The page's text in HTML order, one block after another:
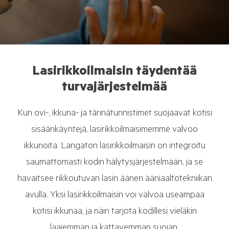
Lasirikkoilmaisin täydentää
turvajärjestelmää
Kun ovi-, ikkuna- ja tärinätunnistimet suojaavat kotisi
sisäänkäyntejä, lasirikkoilmaisimemme valvoo
ikkunoita. Langaton lasirikkoilmaisin on integroitu
saumattomasti kodin hälytysjärjestelmään, ja se
havaitsee rikkoutuvan lasin äänen ääniaaltotekniikan
avulla. Yksi lasirikkoilmaisin voi valvoa useampaa
kotisi ikkunaa, ja näin tarjota kodillesi vieläkin